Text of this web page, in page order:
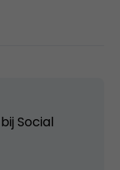
Social